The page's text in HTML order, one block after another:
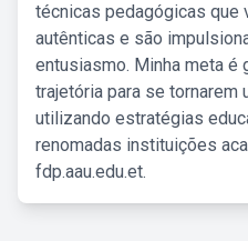
técnicas pedagógicas que
autênticas e são
entusiasmo. Minha meta é
trajetória para se tornarem
utilizando estratégias
renomadas instituições
fdp.aau.edu.et.